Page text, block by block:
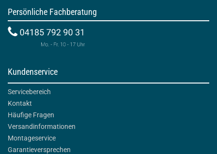
Persönliche Fachberatung
Kundenservice
Servicebereich
Kontakt
Häufige Fragen
Versandinformationen
Montageservice
Garantieversprechen